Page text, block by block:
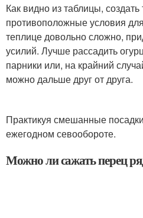
Как видно из таблицы,
противоположные условия
теплице довольно сложно,
усилий. Лучше рассадить
парники или, на крайний
можно дальше друг от друга.
Практикуя смешанные
ежегодном севообороте.
Можно ли сажать перец